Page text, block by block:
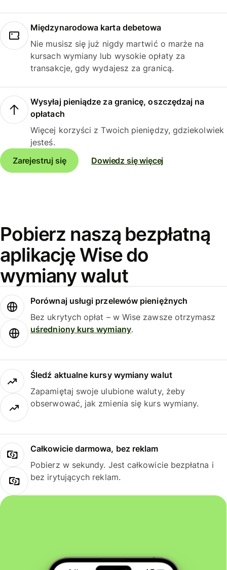
Międzynarodowa karta debetowa
Nie musisz się już nigdy martwić o marże na
kursach wymiany lub wysokie opłaty za
transakcje, gdy wydajesz za granicą.
Wysyłaj pieniądze za granicę, oszczędzaj na
opłatach
Więcej korzyści z Twoich pieniędzy, gdziekolwiek
jesteś.
Zarejestruj się
Dowiedz się więcej
Pobierz naszą bezpłatną
aplikację Wise do
wymiany walut
Porównaj usługi przelewów pieniężnych
Bez ukrytych opłat – w Wise zawsze otrzymasz
uśredniony kurs wymiany.
Śledź aktualne kursy wymiany walut
Zapamiętaj swoje ulubione waluty, żeby
obserwować, jak zmienia się kurs wymiany.
Całkowicie darmowa, bez reklam
Pobierz w sekundy. Jest całkowicie bezpłatna i
bez irytujących reklam.